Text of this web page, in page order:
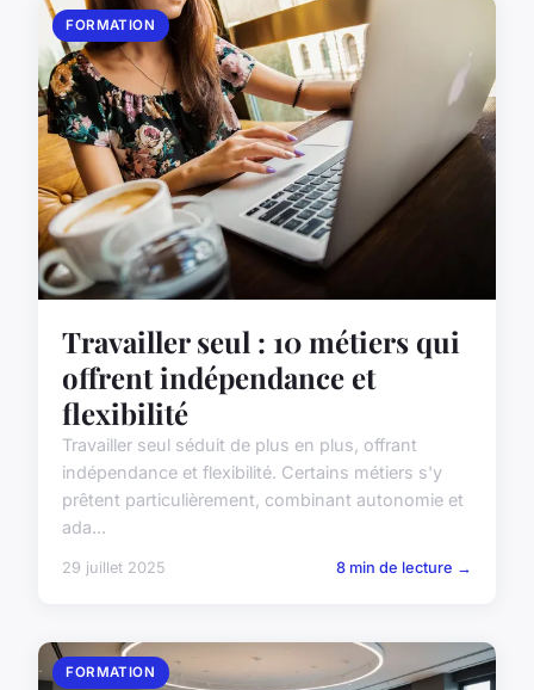
FORMATION
Travailler seul : 10 métiers qui
offrent indépendance et
flexibilité
Travailler seul séduit de plus en plus, offrant
indépendance et flexibilité. Certains métiers s'y
prêtent particulièrement, combinant autonomie et
ada...
29 juillet 2025 8 min de lecture →
FORMATION